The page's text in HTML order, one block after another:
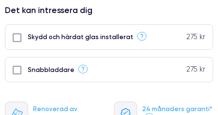
Renoverad av
24 månaders garanti*
⭐ Premium
● Oklanderlig kvalitetsskärm
Det kan intressera dig
Skydd och härdat glas installerat ? 275 kr
Snabbladdare ? 275 kr